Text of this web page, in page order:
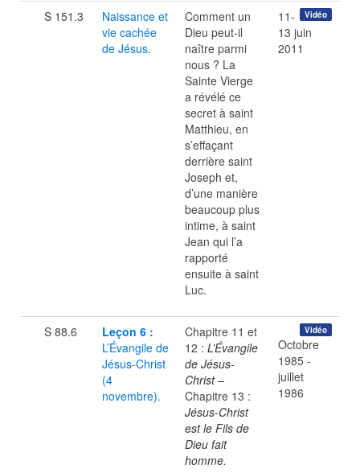
S 151.3
Naissance et
vie cachée
de Jésus.
Comment un
Dieu peut-il
naître parmi
nous ? La
Sainte Vierge
a révélé ce
secret à saint
Matthieu, en
s’effaçant
derrière saint
Joseph et,
d’une manière
beaucoup plus
intime, à saint
Jean qui l’a
rapporté
ensuite à saint
Luc.
Vidéo
11-
13 juin
2011
S 88.6
Leçon 6 :
L’Évangile de
Jésus-Christ
(4
novembre).
Chapitre 11 et
12 : L’Évangile
de Jésus-
Christ –
Chapitre 13 :
Jésus-Christ
est le Fils de
Dieu fait
homme.
Vidéo
Octobre
1985 -
juillet
1986